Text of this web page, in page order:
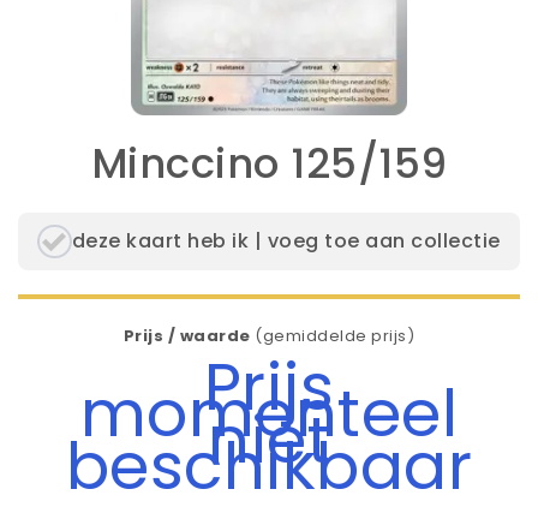
Minccino 125/159
deze kaart heb ik | voeg toe aan collectie
Prijs / waarde (gemiddelde prijs)
Prijs
momenteel
niet
beschikbaar